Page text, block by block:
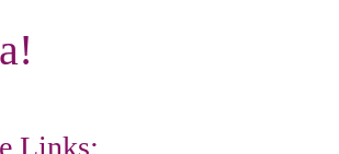
Links: